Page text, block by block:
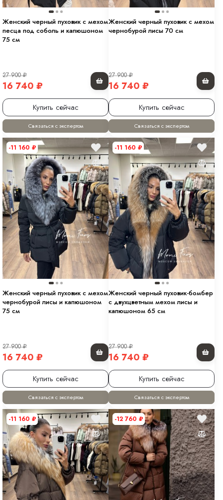
Женский черный пуховик с мехом
песца под соболь и капюшоном
75 см
27 900₽
16 740 ₽
Купить сейчас
Связаться с экспертом
Женский черный пуховик с мехом
чернобурой лисы 70 см
27 900₽
16 740 ₽
Купить сейчас
Связаться с экспертом
-11 160 ₽
Женский черный пуховик с мехом
чернобурой лисы и капюшоном
75 см
27 900₽
16 740 ₽
Купить сейчас
Связаться с экспертом
-11 160 ₽
Женский черный пуховик-бомбер
с двухцветным мехом лисы и
капюшоном 65 см
27 900₽
16 740 ₽
Купить сейчас
Связаться с экспертом
-11 160 ₽ -12 760 ₽